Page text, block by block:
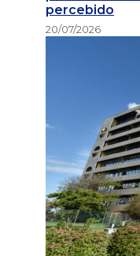
percebido
20/07/2026